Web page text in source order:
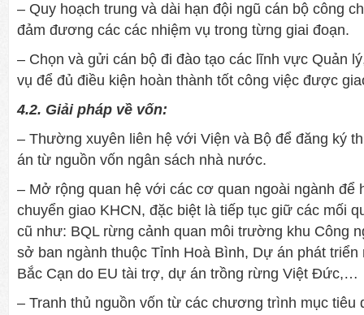
– Quy hoạch trung và dài hạn đội ngũ cán bộ công
đảm đương các các nhiệm vụ trong từng giai đoạn.
– Chọn và gửi cán bộ đi đào tạo các lĩnh vực Quản
vụ để đủ điều kiện hoàn thành tốt công việc được
4.2. Giải pháp về vốn:
– Thường xuyên liên hệ với Viện và Bộ để đăng ký
án từ nguồn vốn ngân sách nhà nước.
– Mở rộng quan hệ với các cơ quan ngoài ngành để
chuyển giao KHCN, đặc biệt là tiếp tục giữ các mối
cũ như: BQL rừng cảnh quan môi trường khu Công
sở ban ngành thuộc Tỉnh Hoà Bình, Dự án phát triển
Bắc Cạn do EU tài trợ, dự án trồng rừng Việt Đức,…
– Tranh thủ nguồn vốn từ các chương trình mục tiêu